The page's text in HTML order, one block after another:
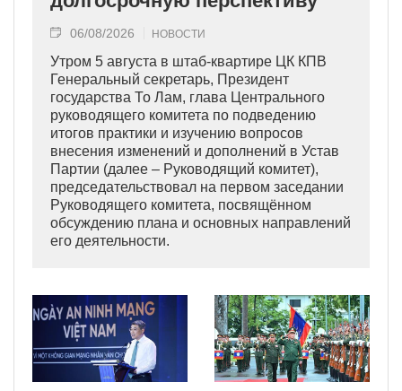
06/08/2026 НОВОСТИ
Утром 5 августа в штаб-квартире ЦК КПВ
Генеральный секретарь, Президент
государства То Лам, глава Центрального
руководящего комитета по подведению
итогов практики и изучению вопросов
внесения изменений и дополнений в Устав
Партии (далее – Руководящий комитет),
председательствовал на первом заседании
Руководящего комитета, посвящённом
обсуждению плана и основных направлений
его деятельности.